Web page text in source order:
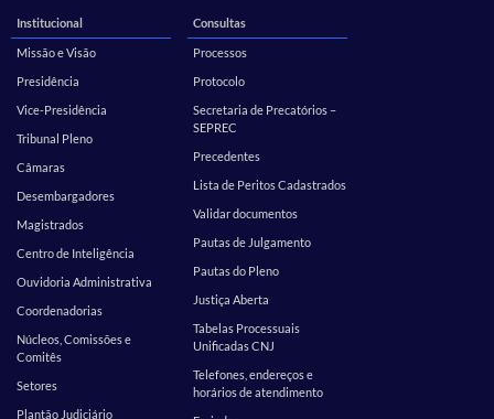
Institucional
Missão e Visão
Presidência
Vice-Presidência
Tribunal Pleno
Câmaras
Desembargadores
Magistrados
Centro de Inteligência
Ouvidoria Administrativa
Coordenadorias
Núcleos, Comissões e
Comitês
Setores
Plantão Judiciário
Consultas
Processos
Protocolo
Secretaria de Precatórios –
SEPREC
Precedentes
Lista de Peritos Cadastrados
Validar documentos
Pautas de Julgamento
Pautas do Pleno
Justiça Aberta
Tabelas Processuais
Unificadas CNJ
Telefones, endereços e
horários de atendimento